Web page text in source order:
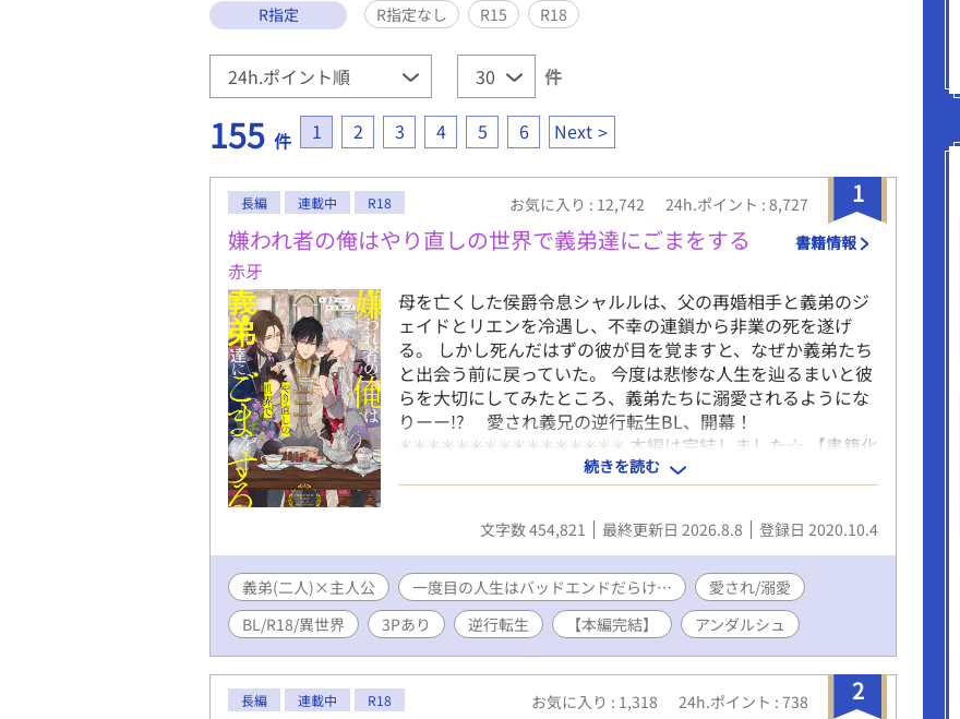
R指定
R指定なし R15 R18
件
155 件 1 2 3 4 5 6 Next
1
長編 連載中 R18 お気に入り : 12,742 24h.ポイント : 8,727
嫌われ者の俺はやり直しの世界で義弟達にごまをする
赤牙
書籍情報
母を亡くした侯爵令息シャルルは、父の再婚相手と義弟のジ
ェイドとリエンを冷遇し、不幸の連鎖から非業の死を遂げ
る。 しかし死んだはずの彼が目を覚ますと、なぜか義弟たち
と出会う前に戻っていた。 今度は悲惨な人生を辿るまいと彼
らを大切にしてみたところ、義弟たちに溺愛されるようにな
りーー!? 愛され義兄の逆行転生BL、開幕！
✳︎✳︎✳︎✳︎✳︎✳︎✳︎✳︎✳︎✳︎✳︎✳︎✳︎✳︎✳︎✳︎ 本編は完結しました☆ 【書籍化
決定！】 2022年6月13日刊行です(^^) 番外編を投稿していま
すが、書籍化改稿前に投稿していた番外編はweb掲載してい
た時の設定で書いている場面もあります。 ※いくつか番外編
を更新していますが、R7年12月現在更新メインとしているの
お願いします🙇
続きを読む
文字数 454,821 最終更新日 2026.8.8 登録日 2020.10.4
義弟(二人)×主人公 一度目の人生はバッドエンドだらけ…
愛され/溺愛
BL/R18/異世界
3Pあり 逆行転生 【本編完結】 アンダルシュ
2
長編 連載中 R18 お気に入り : 1,318 24h.ポイント : 738